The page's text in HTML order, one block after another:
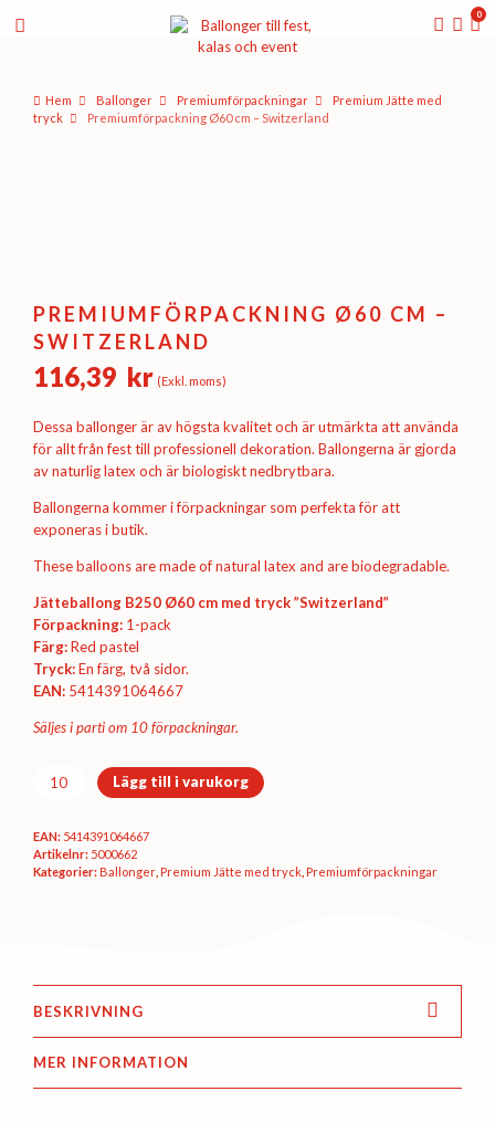
0
Hem Ballonger Premium­förpackningar
Premium Jätte med
tryck
Premiumförpackning Ø60 cm – Switzerland
PREMIUMFÖRPACKNING Ø60 CM –
SWITZERLAND
116,39 kr (Exkl. moms)
Dessa ballonger är av högsta kvalitet och är utmärkta att använda
för allt från fest till professionell dekoration. Ballongerna är gjorda
av naturlig latex och är biologiskt nedbrytbara.
Ballongerna kommer i förpackningar som perfekta för att
exponeras i butik.
These balloons are made of natural latex and are biodegradable.
Jätteballong B250 Ø60 cm med tryck ”Switzerland”
Förpackning:1-pack
Färg:Red pastel
Tryck:En färg, två sidor.
EAN:5414391064667
Säljes i parti om 10 förpackningar.
Premiumförpackning
-
Switzerland
Lägg till i varukorg
EAN: 5414391064667
Artikelnr: 5000662
Kategorier: Ballonger, Premium Jätte med tryck, Premium­förpackningar
BESKRIVNING
MER INFORMATION